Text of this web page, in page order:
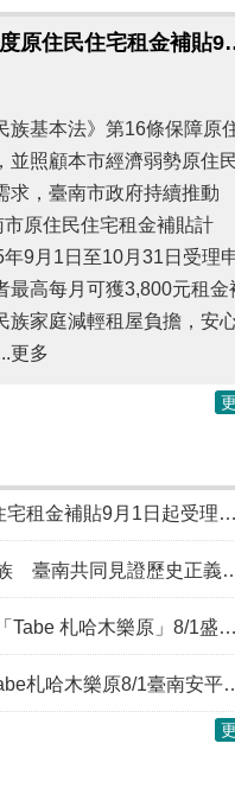
臺南市115年度原住
族基本法》第16條保障原
並照顧本市經濟弱勢原住
求，臺南市政府持續推動
市原住民住宅租金補貼計
9月1日至10月31日受理
最高每月可獲3,800元租金
族家庭減輕租屋負擔，安
更多
起受理，減輕租屋負擔，安心居住在臺南
南共同見證歷史正義新篇章
開幕 打造原民文化體驗場域 消費抽iPhone等好禮
哈木樂原8/1臺南安平正式開幕